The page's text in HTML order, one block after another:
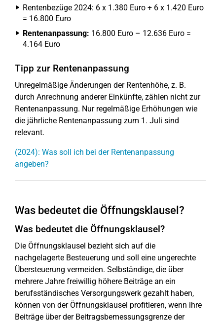
Rentenbezüge 2024: 6 x 1.380 Euro + 6 x 1.420 Euro
= 16.800 Euro
Rentenanpassung: 16.800 Euro – 12.636 Euro =
4.164 Euro
Tipp zur Rentenanpassung
Unregelmäßige Änderungen der Rentenhöhe, z. B.
durch Anrechnung anderer Einkünfte, zählen nicht zur
Rentenanpassung. Nur regelmäßige Erhöhungen wie
die jährliche Rentenanpassung zum 1. Juli sind
relevant.
(2024): Was soll ich bei der Rentenanpassung
angeben?
Was bedeutet die Öffnungsklausel?
Was bedeutet die Öffnungsklausel?
Die Öffnungsklausel bezieht sich auf die
nachgelagerte Besteuerung und soll eine ungerechte
Übersteuerung vermeiden. Selbständige, die über
mehrere Jahre freiwillig höhere Beiträge an ein
berufsständisches Versorgungswerk gezahlt haben,
können von der Öffnungsklausel profitieren, wenn ihre
Beiträge über der Beitragsbemessungsgrenze der